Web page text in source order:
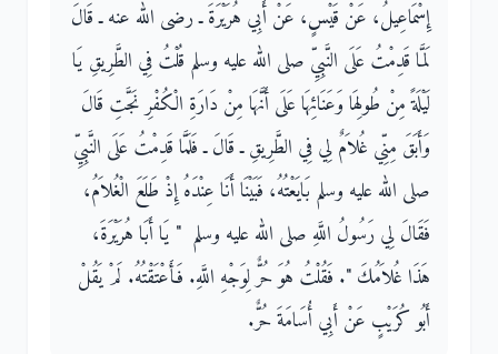
إِسْمَاعِيلُ، عَنْ قَيْسٍ، عَنْ أَبِي هُرَيْرَةَ ـ رضى الله عنه ـ قَالَ
لَمَّا قَدِمْتُ عَلَى النَّبِيِّ صلى الله عليه وسلم قُلْتُ فِي الطَّرِيقِ يَا
لَيْلَةً مِنْ طُولِهَا وَعَنَائِهَا عَلَى أَنَّهَا مِنْ دَارَةِ الْكُفْرِ نَجَّتِ قَالَ
وَأَبَقَ مِنِّي غُلاَمٌ لِي فِي الطَّرِيقِ ـ قَالَ ـ فَلَمَّا قَدِمْتُ عَلَى النَّبِيِّ
صلى الله عليه وسلم بَايَعْتُهُ، فَبَيْنَا أَنَا عِنْدَهُ إِذْ طَلَعَ الْغُلاَمُ،
فَقَالَ لِي رَسُولُ اللَّهِ صلى الله عليه وسلم ‏ "‏ يَا أَبَا هُرَيْرَةَ،
هَذَا غُلاَمُكَ ‏"‏‏.‏ فَقُلْتُ هُوَ حُرٌّ لِوَجْهِ اللَّهِ‏.‏ فَأَعْتَقْتُهُ‏.‏ لَمْ يَقُلْ
أَبُو كُرَيْبٍ عَنْ أَبِي أُسَامَةَ حُرٌّ‏.‏